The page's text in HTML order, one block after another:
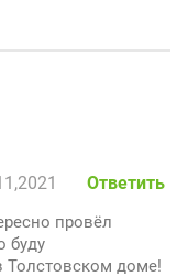
Ответить
провёл
буду
Толстовском доме!